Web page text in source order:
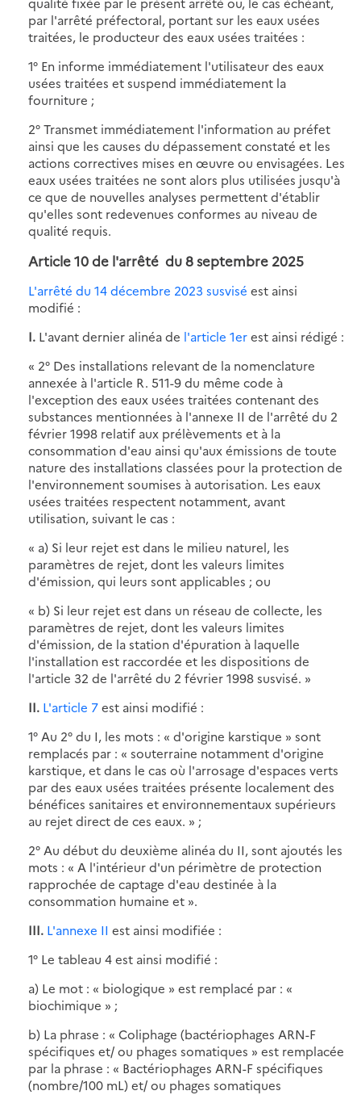
par l'arrêté préfectoral, portant sur les eaux usées
traitées, le producteur des eaux usées traitées :
1° En informe immédiatement l'utilisateur des eaux
usées traitées et suspend immédiatement la
fourniture ;
2° Transmet immédiatement l'information au préfet
ainsi que les causes du dépassement constaté et les
actions correctives mises en œuvre ou envisagées. Les
eaux usées traitées ne sont alors plus utilisées jusqu'à
ce que de nouvelles analyses permettent d'établir
qu'elles sont redevenues conformes au niveau de
qualité requis.
Article 10 de l'arrêté du 8 septembre 2025
L'arrêté du 14 décembre 2023 susvisé est ainsi
modifié :
I. L'avant dernier alinéa de l'article 1erest ainsi rédigé :
« 2° Des installations relevant de la nomenclature
annexée à l'article R. 511-9 du même code à
l'exception des eaux usées traitées contenant des
substances mentionnées à l'annexe II de l'arrêté du 2
février 1998 relatif aux prélèvements et à la
consommation d'eau ainsi qu'aux émissions de toute
nature des installations classées pour la protection de
l'environnement soumises à autorisation. Les eaux
usées traitées respectent notamment, avant
utilisation, suivant le cas :
« a) Si leur rejet est dans le milieu naturel, les
paramètres de rejet, dont les valeurs limites
d'émission, qui leurs sont applicables ; ou
« b) Si leur rejet est dans un réseau de collecte, les
paramètres de rejet, dont les valeurs limites
d'émission, de la station d'épuration à laquelle
l'installation est raccordée et les dispositions de
l'article 32 de l'arrêté du 2 février 1998 susvisé. »
II. L'article 7est ainsi modifié :
1° Au 2° du I, les mots : « d'origine karstique » sont
remplacés par : « souterraine notamment d'origine
karstique, et dans le cas où l'arrosage d'espaces verts
par des eaux usées traitées présente localement des
bénéfices sanitaires et environnementaux supérieurs
au rejet direct de ces eaux. » ;
2° Au début du deuxième alinéa du II, sont ajoutés les
mots : « A l'intérieur d'un périmètre de protection
rapprochée de captage d'eau destinée à la
consommation humaine et ».
III. L'annexe II est ainsi modifiée :
1° Le tableau 4 est ainsi modifié :
a) Le mot : « biologique » est remplacé par : «
biochimique » ;
b) La phrase : « Coliphage (bactériophages ARN-F
spécifiques et/ ou phages somatiques » est remplacée
par la phrase : « Bactériophages ARN-F spécifiques
(nombre/100 mL) et/ ou phages somatiques